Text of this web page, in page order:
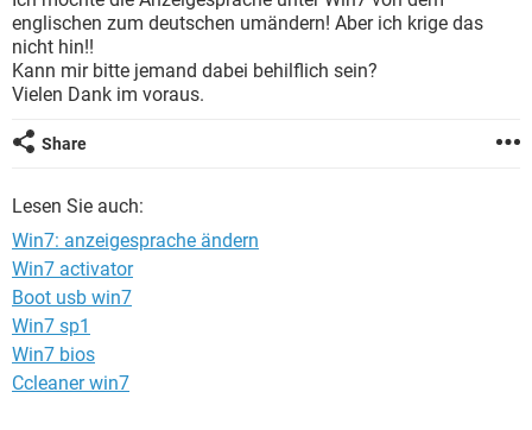
FACEBOOK HARDWARE
WHATSAPP TIKTOK
FACEBOOK HARDWARE
ANDROID IOS
WINDOWS 10
WHATSAPP
FACEBOOK
englischen zum deutschen umändern! Aber ich krige das
nicht hin!!
Kann mir bitte jemand dabei behilflich sein?
Vielen Dank im voraus.
Share
Lesen Sie auch:
Win7: anzeigesprache ändern
Win7 activator
Boot usb win7
Win7 sp1
Win7 bios
Ccleaner win7